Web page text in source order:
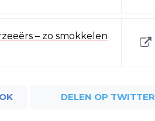
– zo smokkelen
DELEN OP TWITTER